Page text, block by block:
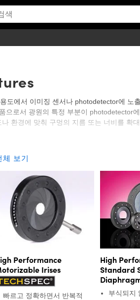
도에서 이미징 센서나 photodetector에 노
으로서 광원의 특정 부분이 photodetector
환경에 맞춰 구멍의 지름 또는 너비를 확
는 다양한 사용자 정의 및 유용성 확
체 보기
Performance
Irises
빠르고 정확하면서 반복적
High
Standard
부식되지